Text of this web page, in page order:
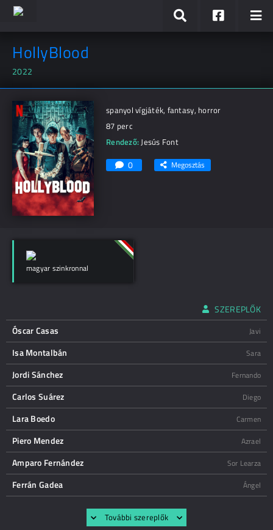
HollyBlood
2022
spanyol vígjáték, fantasy, horror
87 perc
Rendező:Jesús Font
0 Megosztás
magyar szinkronnal
SZEREPLŐK
Óscar Casas
Javi
Isa Montalbán Sara
Jordi Sánchez Fernando
Carlos Suárez Diego
Lara Boedo Carmen
Piero Mendez Azrael
Amparo Fernández Sor Learza
Ferrán Gadea Ángel
További szereplők